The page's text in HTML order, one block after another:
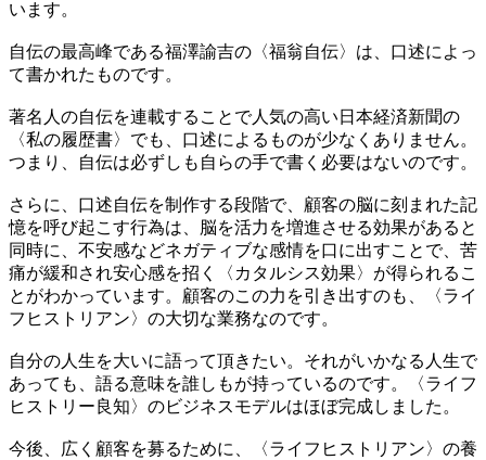
います。
自伝の最高峰である福澤諭吉の〈福翁自伝〉は、口述によっ
て書かれたものです。
著名人の自伝を連載することで人気の高い日本経済新聞の
〈私の履歴書〉でも、口述によるものが少なくありません。
つまり、自伝は必ずしも自らの手で書く必要はないのです。
さらに、口述自伝を制作する段階で、顧客の脳に刻まれた記
憶を呼び起こす行為は、脳を活力を増進させる効果があると
同時に、不安感などネガティブな感情を口に出すことで、苦
痛が緩和され安心感を招く〈カタルシス効果〉が得られるこ
とがわかっています。顧客のこの力を引き出すのも、〈ライ
フヒストリアン〉の大切な業務なのです。
自分の人生を大いに語って頂きたい。それがいかなる人生で
あっても、語る意味を誰しもが持っているのです。〈ライフ
ヒストリー良知〉のビジネスモデルはほぼ完成しました。
今後、広く顧客を募るために、〈ライフヒストリアン〉の養